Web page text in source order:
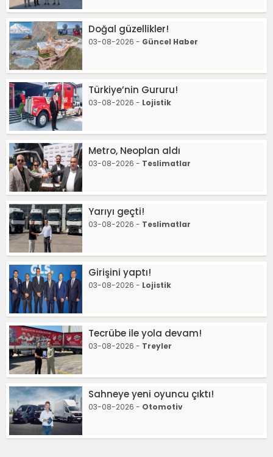
Doğal güzellikler!
03-08-2026 - Güncel Haber
Türkiye’nin Gururu!
03-08-2026 - Lojistik
Metro, Neoplan aldı
03-08-2026 - Teslimatlar
Yarıyı geçti!
03-08-2026 - Teslimatlar
Girişini yaptı!
03-08-2026 - Lojistik
Tecrübe ile yola devam!
03-08-2026 - Treyler
Sahneye yeni oyuncu çıktı!
03-08-2026 - Otomotiv